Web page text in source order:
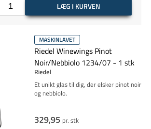
LÆG I KURVEN
MASKINLAVET
Riedel Winewings Pinot
Noir/Nebbiolo 1234/07 - 1 stk
Riedel
Et unikt glas til dig, der elsker pinot noir
og nebbiolo.
329,95 pr. stk